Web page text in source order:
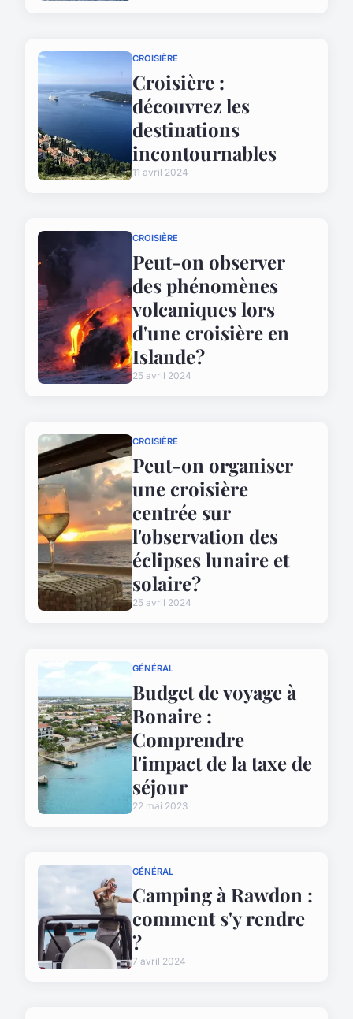
CROISIÈRE
Croisière :
découvrez les
destinations
incontournables
11 avril 2024
CROISIÈRE
Peut-on observer
des phénomènes
volcaniques lors
d'une croisière en
Islande?
25 avril 2024
CROISIÈRE
Peut-on organiser
une croisière
centrée sur
l'observation des
éclipses lunaire et
solaire?
25 avril 2024
GÉNÉRAL
Budget de voyage à
Bonaire :
Comprendre
l'impact de la taxe de
séjour
22 mai 2023
GÉNÉRAL
Camping à Rawdon :
comment s'y rendre
?
7 avril 2024